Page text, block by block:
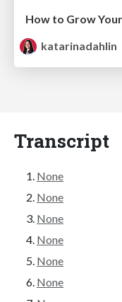
katarinadahlin
Transcript
None
None
None
None
None
None